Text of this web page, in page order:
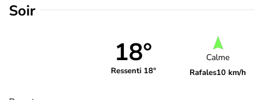
Soir
18°
Ressenti 18°
Calme
Rafales10 km/h